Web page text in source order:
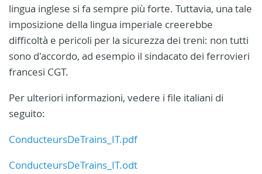
lingua inglese si fa sempre più forte. Tuttavia, una tale
imposizione della lingua imperiale creerebbe
difficoltà e pericoli per la sicurezza dei treni: non tutti
sono d'accordo, ad esempio il sindacato dei ferrovieri
francesi CGT.
Per ulteriori informazioni, vedere i file italiani di
seguito:
ConducteursDeTrains_IT.pdf
ConducteursDeTrains_IT.odt